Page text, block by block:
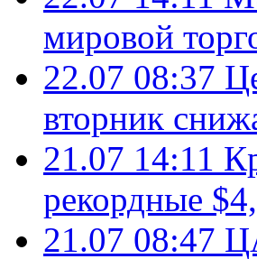
мировой
22.07 08:37
вторник
21.07 14:11
рекордные
21.07 08:47